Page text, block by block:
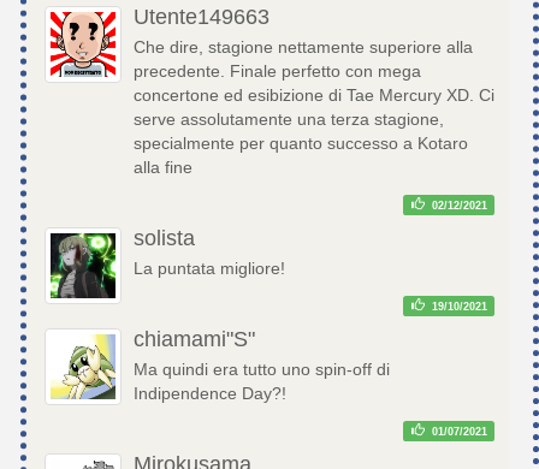
Utente149663
Che dire, stagione nettamente superiore alla
precedente. Finale perfetto con mega
concertone ed esibizione di Tae Mercury XD. Ci
serve assolutamente una terza stagione,
specialmente per quanto successo a Kotaro
alla fine
02/12/2021
solista
La puntata migliore!
19/10/2021
chiamami"S"
Ma quindi era tutto uno spin-off di
Indipendence Day?!
01/07/2021